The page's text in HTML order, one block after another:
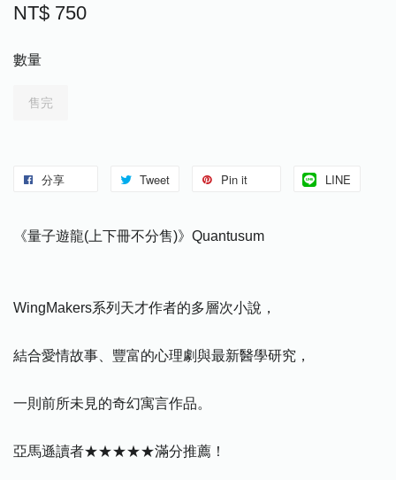
NT$ 750
數量
售完
分享 Tweet Pin it LINE
《量子遊龍(上下冊不分售)》Quantusum
WingMakers系列天才作者的多層次小說，
結合愛情故事、豐富的心理劇與最新醫學研究，
一則前所未見的奇幻寓言作品。
亞馬遜讀者★★★★★滿分推薦！